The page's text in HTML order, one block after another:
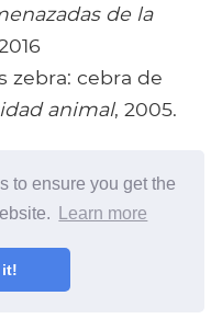
to ensure you get the
Learn more
it!
de la
zebra: cebra de
animal, 2005.